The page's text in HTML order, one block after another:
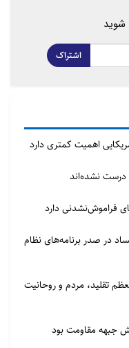
شوید
اشتراک
اهمیت کمتری دارد
نشده‌اند
فراموش‌نشدنی دارد
در صدر برنامه‌های نظام
تقلید، مردم و روحانیت
جبهه مقاومت بود